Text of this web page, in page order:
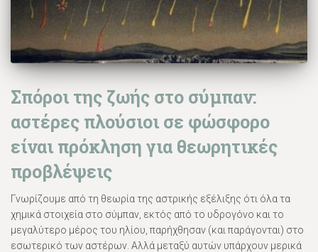
Σπόροι της ζωής στο σύμπαν:
αστέρες πλούσιοι σε φώσφορο
είναι πρόκληση για θεωρητικές
προβλέψεις
Γνωρίζουμε από τη θεωρία της αστρικής εξέλιξης ότι όλα τα
χημικά στοιχεία στο σύμπαν, εκτός από το υδρογόνο και το
μεγαλύτερο μέρος του ηλίου, παρήχθησαν (και παράγονται) στο
εσωτερικό των αστέρων. Αλλά μεταξύ αυτών υπάρχουν μερικά